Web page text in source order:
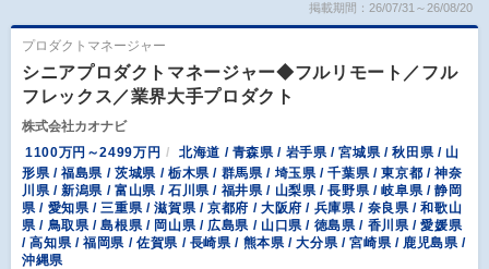
掲載期間：26/07/31～26/08/20
プロダクトマネージャー
シニアプロダクトマネージャー◆フルリモート／フル
フレックス／業界大手プロダクト
株式会社カオナビ
1100万円～2499万円
北海道 / 青森県 / 岩手県 / 宮城県 / 秋田県 / 山
形県 / 福島県 / 茨城県 / 栃木県 / 群馬県 / 埼玉県 / 千葉県 / 東京都 / 神奈
川県 / 新潟県 / 富山県 / 石川県 / 福井県 / 山梨県 / 長野県 / 岐阜県 / 静岡
県 / 愛知県 / 三重県 / 滋賀県 / 京都府 / 大阪府 / 兵庫県 / 奈良県 / 和歌山
県 / 鳥取県 / 島根県 / 岡山県 / 広島県 / 山口県 / 徳島県 / 香川県 / 愛媛県
/ 高知県 / 福岡県 / 佐賀県 / 長崎県 / 熊本県 / 大分県 / 宮崎県 / 鹿児島県 /
沖縄県